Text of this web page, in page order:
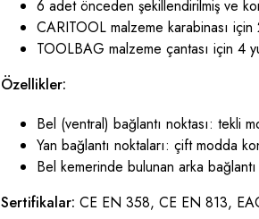
6 adet önceden şekillendirilmiş ve
CARITOOL malzeme karabinası için
TOOLBAG malzeme çantası için 4
Özellikler:
Bel (ventral) bağlantı noktası: tekli
Yan bağlantı noktaları: çift modda
Bel kemerinde bulunan arka bağlantı
Sertifikalar:CE EN 358, CE EN 813,